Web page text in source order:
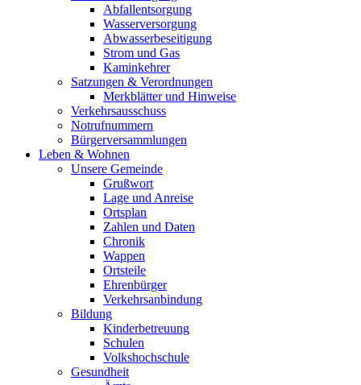
Abfallentsorgung
Wasserversorgung
Abwasserbeseitigung
Strom und Gas
Kaminkehrer
Satzungen & Verordnungen
Merkblätter und Hinweise
Verkehrsausschuss
Notrufnummern
Bürgerversammlungen
Leben & Wohnen
Unsere Gemeinde
Grußwort
Lage und Anreise
Ortsplan
Zahlen und Daten
Chronik
Wappen
Ortsteile
Ehrenbürger
Verkehrsanbindung
Bildung
Kinderbetreuung
Schulen
Volkshochschule
Gesundheit